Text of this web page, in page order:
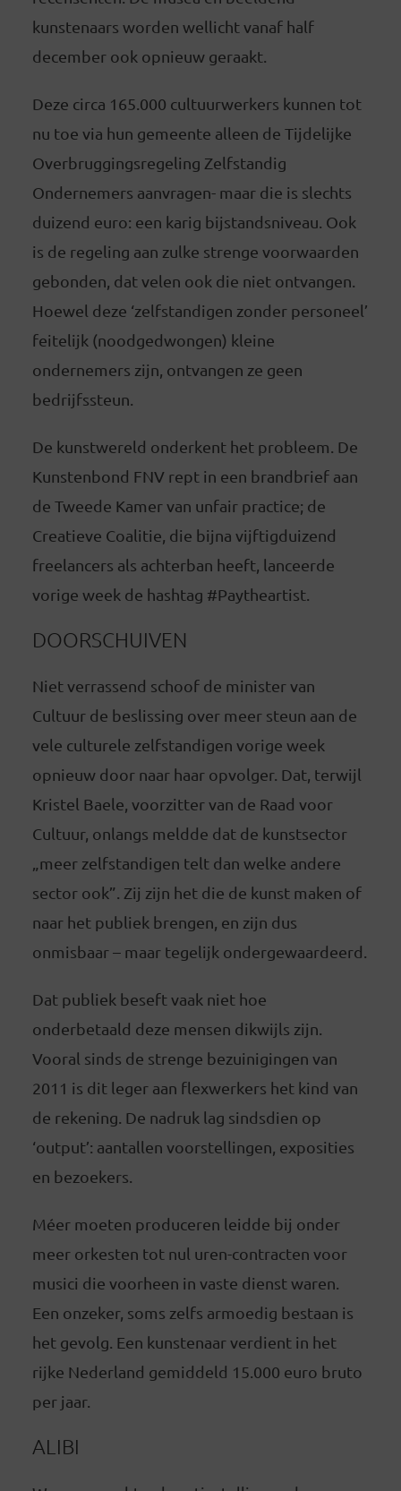
kunstenaars worden wellicht vanaf half
december ook opnieuw geraakt.
Deze circa 165.000 cultuurwerkers kunnen tot
nu toe via hun gemeente alleen de Tijdelijke
Overbruggingsregeling Zelfstandig
Ondernemers aanvragen- maar die is slechts
duizend euro: een karig bijstandsniveau. Ook
is de regeling aan zulke strenge voorwaarden
gebonden, dat velen ook die niet ontvangen.
Hoewel deze ‘zelfstandigen zonder personeel’
feitelijk (noodgedwongen) kleine
ondernemers zijn, ontvangen ze geen
bedrijfssteun.
De kunstwereld onderkent het probleem. De
Kunstenbond FNV rept in een brandbrief aan
de Tweede Kamer van unfair practice; de
Creatieve Coalitie, die bijna vijftigduizend
freelancers als achterban heeft, lanceerde
vorige week de hashtag #Paytheartist.
DOORSCHUIVEN
Niet verrassend schoof de minister van
Cultuur de beslissing over meer steun aan de
vele culturele zelfstandigen vorige week
opnieuw door naar haar opvolger. Dat, terwijl
Kristel Baele, voorzitter van de Raad voor
Cultuur, onlangs meldde dat de kunstsector
„meer zelfstandigen telt dan welke andere
sector ook”. Zij zijn het die de kunst maken of
naar het publiek brengen, en zijn dus
onmisbaar – maar tegelijk ondergewaardeerd.
Dat publiek beseft vaak niet hoe
onderbetaald deze mensen dikwijls zijn.
Vooral sinds de strenge bezuinigingen van
2011 is dit leger aan flexwerkers het kind van
de rekening. De nadruk lag sindsdien op
‘output’: aantallen voorstellingen, exposities
en bezoekers.
Méer moeten produceren leidde bij onder
meer orkesten tot nul uren-contracten voor
musici die voorheen in vaste dienst waren.
Een onzeker, soms zelfs armoedig bestaan is
het gevolg. Een kunstenaar verdient in het
rijke Nederland gemiddeld 15.000 euro bruto
per jaar.
ALIBI